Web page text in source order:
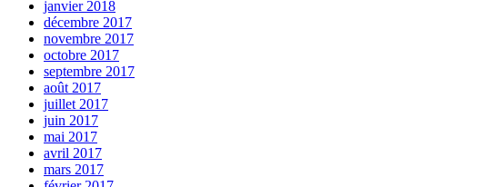
janvier 2018
décembre 2017
novembre 2017
octobre 2017
septembre 2017
août 2017
juillet 2017
juin 2017
mai 2017
avril 2017
mars 2017